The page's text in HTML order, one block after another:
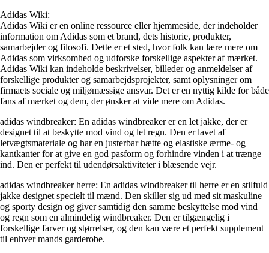
Adidas Wiki:
Adidas Wiki er en online ressource eller hjemmeside, der indeholder
information om Adidas som et brand, dets historie, produkter,
samarbejder og filosofi. Dette er et sted, hvor folk kan lære mere om
Adidas som virksomhed og udforske forskellige aspekter af mærket.
Adidas Wiki kan indeholde beskrivelser, billeder og anmeldelser af
forskellige produkter og samarbejdsprojekter, samt oplysninger om
firmaets sociale og miljømæssige ansvar. Det er en nyttig kilde for både
fans af mærket og dem, der ønsker at vide mere om Adidas.
adidas windbreaker: En adidas windbreaker er en let jakke, der er
designet til at beskytte mod vind og let regn. Den er lavet af
letvægtsmateriale og har en justerbar hætte og elastiske ærme- og
kantkanter for at give en god pasform og forhindre vinden i at trænge
ind. Den er perfekt til udendørsaktiviteter i blæsende vejr.
adidas windbreaker herre: En adidas windbreaker til herre er en stilfuld
jakke designet specielt til mænd. Den skiller sig ud med sit maskuline
og sporty design og giver samtidig den samme beskyttelse mod vind
og regn som en almindelig windbreaker. Den er tilgængelig i
forskellige farver og størrelser, og den kan være et perfekt supplement
til enhver mands garderobe.